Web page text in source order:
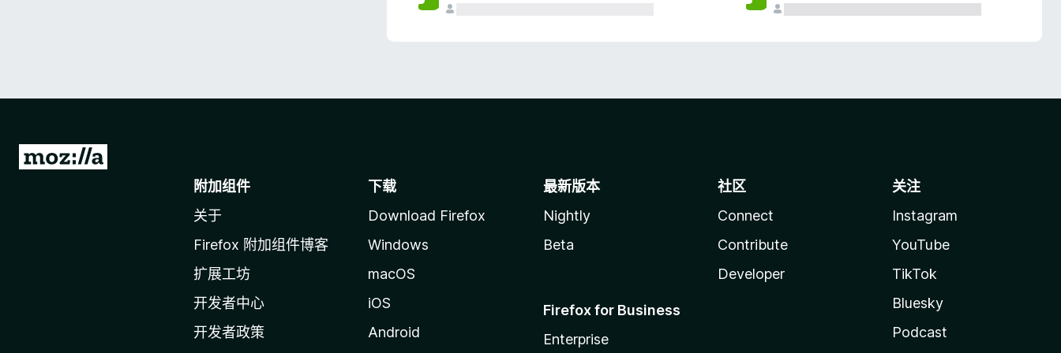
转
附加组件
关于
Firefox 附加组件博客
扩展工坊
开发者中心
开发者政策
下载
Download Firefox
Windows
macOS
iOS
Android
最新版本
Nightly
Beta
Firefox for Business
Enterprise
社区
Connect
Contribute
Developer
关注
Instagram
YouTube
TikTok
Bluesky
Podcast